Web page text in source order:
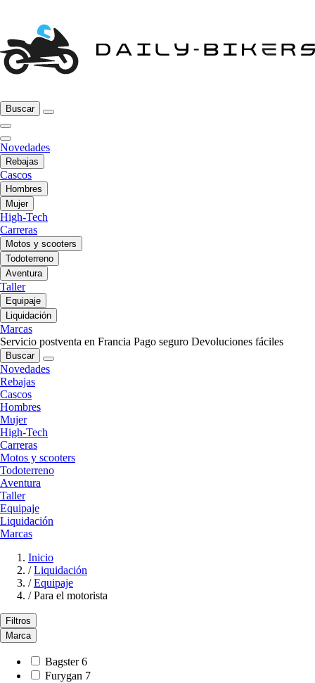
Buscar
Novedades
Rebajas
Cascos
Hombres
Mujer
High-Tech
Carreras
Motos y scooters
Todoterreno
Aventura
Taller
Equipaje
Liquidación
Marcas
Servicio postventa en Francia Pago seguro Devoluciones fáciles
Buscar
Novedades
Rebajas
Cascos
Hombres
Mujer
High-Tech
Carreras
Motos y scooters
Todoterreno
Aventura
Taller
Equipaje
Liquidación
Marcas
Inicio
/ Liquidación
/ Equipaje
/ Para el motorista
Filtros
Marca
Bagster 6
Furygan 7